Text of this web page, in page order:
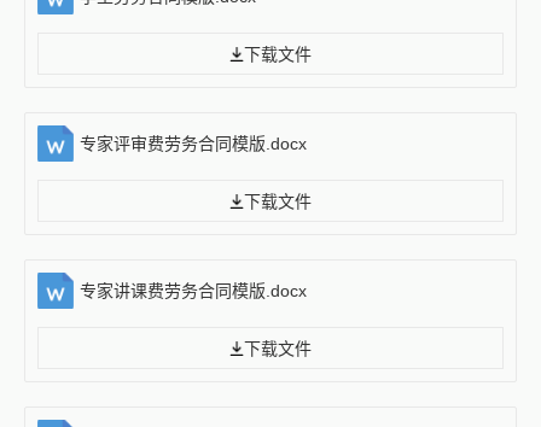
下载文件
专家评审费劳务合同模版.docx
下载文件
专家讲课费劳务合同模版.docx
下载文件